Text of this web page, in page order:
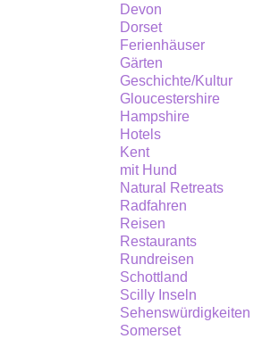
Devon
Dorset
Ferienhäuser
Gärten
Geschichte/Kultur
Gloucestershire
Hampshire
Hotels
Kent
mit Hund
Natural Retreats
Radfahren
Reisen
Restaurants
Rundreisen
Schottland
Scilly Inseln
Sehenswürdigkeiten
Somerset